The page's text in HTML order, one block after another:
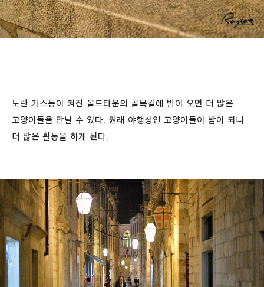
노란 가스등이 켜진 올드타운의 골목길에 밤이 오면 더 많은
고양이들을 만날 수 있다. 원래 야행성인 고양이들이 밤이 되니
더 많은 활동을 하게 된다.